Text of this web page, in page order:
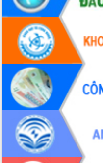
Chủ tịch UBND tỉnh Tạ Anh Tuấn thăm,
chúc mừng các bệnh viện nhân Ngày
Thầy thuốc Việt Nam
Rộn ràng lễ hội truyền thống Sông
nước Đà Nông lần thứ I năm 2026
Kỳ họp Chuyên đề lần thứ Năm, HĐND
tỉnh Đắk Lắk thông qua các nghị quyết
quan trọng
Thống nhất danh sách giới thiệu ứng
cử đại biểu Quốc hội khoá XVI và đại
biểu HĐND tỉnh Đắk Lắk, nhiệm kỳ
2026-2031
Phát động hai phong trào thi đua quan
trọng trong kỷ nguyên mới
Hội nghị lần thứ tư Ban Chỉ đạo công